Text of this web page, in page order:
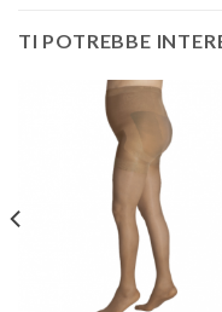
TI POTREBBE